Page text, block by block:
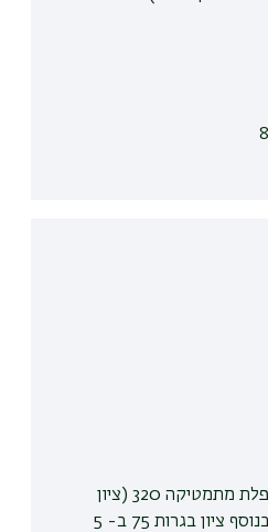
אפשרות א - מינימום מכפלת מתמטיקה 320 (ציון
בגרותXמספר היחידות) ובנוסף ציון בגרות 75 ב- 5